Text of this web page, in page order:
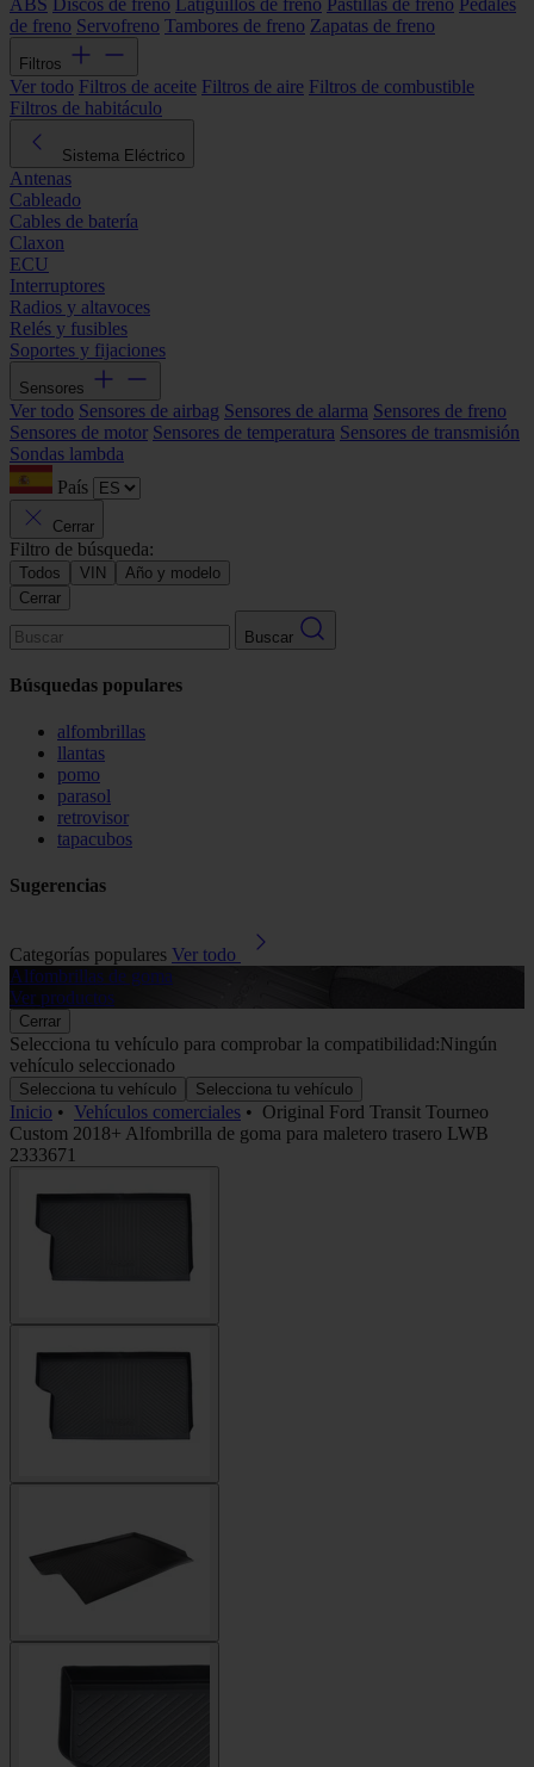
de freno Servofreno Tambores de freno Zapatas de freno
Filtros
Ver todo Filtros de aceite Filtros de aire Filtros de combustible
Filtros de habitáculo
Sistema Eléctrico
Antenas
Cableado
Cables de batería
Claxon
ECU
Interruptores
Radios y altavoces
Relés y fusibles
Soportes y fijaciones
Sensores
Ver todo Sensores de airbag Sensores de alarma Sensores de freno
Sensores de motor Sensores de temperatura Sensores de transmisión
Sondas lambda
País
Cerrar
Filtro de búsqueda:
Todos VIN
Año y modelo
Cerrar
Buscar
Búsquedas populares
alfombrillas
llantas
pomo
parasol
retrovisor
tapacubos
Sugerencias
Categorías populares Ver todo
Alfombrillas de goma
Ver productos
Cerrar
Selecciona tu vehículo para comprobar la compatibilidad:Ningún
vehículo seleccionado
Selecciona tu vehículo Selecciona tu vehículo
Inicio • Vehículos comerciales • Original Ford Transit Tourneo
Custom 2018+ Alfombrilla de goma para maletero trasero LWB
2333671